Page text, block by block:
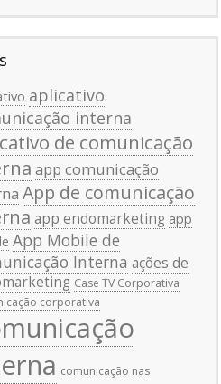
aplicativo
interna
de comunicação
app comunicação
App de comunicação
app endomarketing app
App Mobile de
Interna ações de
Case TV Corporativa
corporativa
comunicação nas